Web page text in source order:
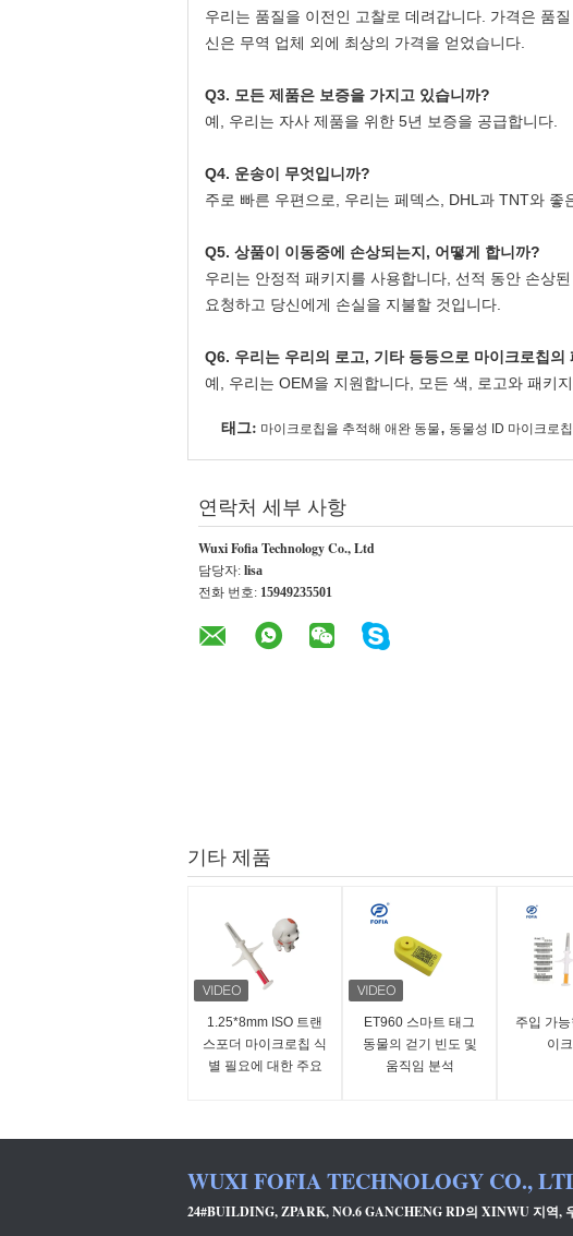
우리는 품질을 이전인 고찰로 데려갑니다. 가격은 품
신은 무역 업체 외에 최상의 가격을 얻었습니다.
Q3. 모든 제품은 보증을 가지고 있습니까?
예, 우리는 자사 제품을 위한 5년 보증을 공급합니다.
Q4. 운송이 무엇입니까?
주로 빠른 우편으로, 우리는 페덱스, DHL과 TNT와
Q5. 상품이 이동중에 손상되는지, 어떻게 합니까?
우리는 안정적 패키지를 사용합니다, 선적 동안 손상
요청하고 당신에게 손실을 지불할 것입니다.
Q6. 우리는 우리의 로고, 기타 등등으로 마이크로칩
예, 우리는 OEM을 지원합니다, 모든 색, 로고와 패키
태그: 마이크로칩을 추적해 애완 동물, 동물성 ID 마이크로칩
연락처 세부 사항
Wuxi Fofia Technology Co., Ltd
담당자: lisa
전화 번호: 15949235501
기타 제품
1.25*8mm ISO 트랜
스포더 마이크로칩 식
별 필요에 대한 주요
ET960 스마트 태그
동물의 걷기 빈도 및
움직임 분석
주입 가
이
WUXI FOFIA TECHNOLOGY CO.,
24#BUILDING, ZPARK, NO.6 GANCHENG RD의 XINWU 지역,